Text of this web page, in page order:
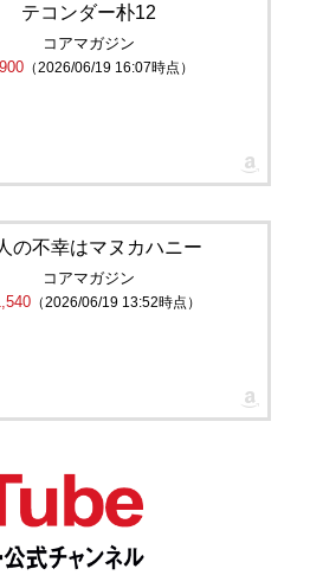
テコンダー朴12
コアマガジン
（2026/06/19 16:07時点）
の不幸はマヌカハニー
コアマガジン
（2026/06/19 13:52時点）